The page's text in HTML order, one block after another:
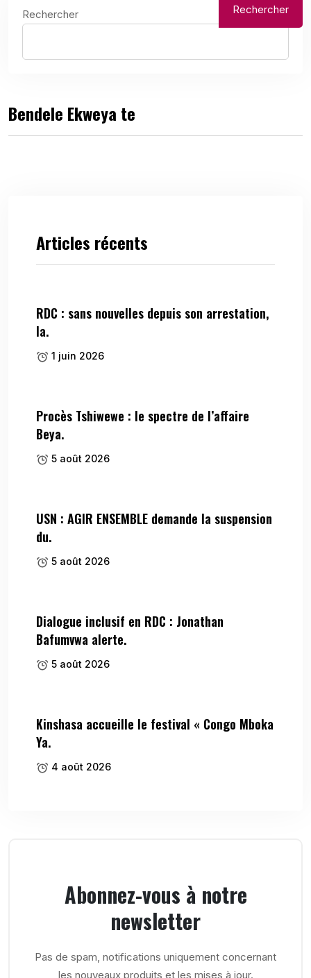
Rechercher Rechercher
Bendele Ekweya te
Articles récents
RDC : sans nouvelles depuis son arrestation,
la.
1 juin 2026
Procès Tshiwewe : le spectre de l’affaire
Beya.
5 août 2026
USN : AGIR ENSEMBLE demande la suspension
du.
5 août 2026
Dialogue inclusif en RDC : Jonathan
Bafumvwa alerte.
5 août 2026
Kinshasa accueille le festival « Congo Mboka
Ya.
4 août 2026
Abonnez-vous à notre
newsletter
Pas de spam, notifications uniquement concernant
les nouveaux produits et les mises à jour.